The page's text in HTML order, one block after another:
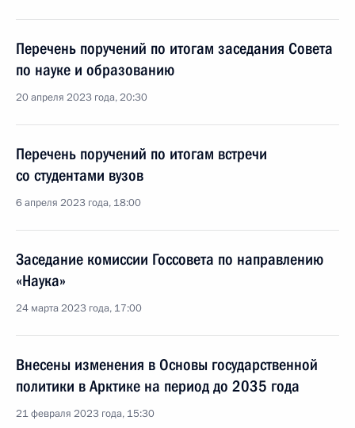
Перечень поручений по итогам заседания Совета
по науке и образованию
20 апреля 2023 года, 20:30
Перечень поручений по итогам встречи
со студентами вузов
6 апреля 2023 года, 18:00
Заседание комиссии Госсовета по направлению
«Наука»
24 марта 2023 года, 17:00
Внесены изменения в Основы государственной
политики в Арктике на период до 2035 года
21 февраля 2023 года, 15:30